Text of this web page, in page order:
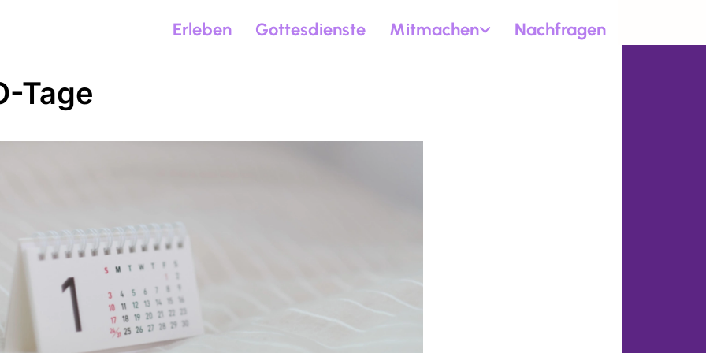
Erleben Gottesdienste Mitmachen Nachfragen
Tage